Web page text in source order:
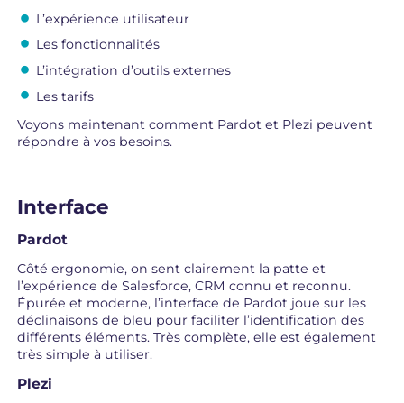
L’expérience utilisateur
Les fonctionnalités
L’intégration d’outils externes
Les tarifs
Voyons maintenant comment Pardot et Plezi peuvent
répondre à vos besoins.
Interface
Pardot
Côté ergonomie, on sent clairement la patte et
l’expérience de Salesforce, CRM connu et reconnu.
Épurée et moderne, l’interface de Pardot joue sur les
déclinaisons de bleu pour faciliter l’identification des
différents éléments. Très complète, elle est également
très simple à utiliser.
Plezi